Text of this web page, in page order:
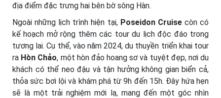
địa điểm đặc trưng hai bên bờ sông Hàn.
Ngoài những lịch trình hiện tại, Poseidon Cruisecòn có
kế hoạch mở rộng thêm các tour du lịch độc đáo trong
tương lai. Cụ thể, vào năm 2024, du thuyền triển khai tour
ra Hòn Chảo, một hòn đảo hoang sơ và tuyệt đẹp, nơi du
khách có thể neo đậu và tận hưởng không gian biển cả,
thỏa sức bơi lội và khám phá từ 9h đến 15h. Đây hứa hẹn
sẽ là một trải nghiệm mới lạ, mang đến một góc nhìn